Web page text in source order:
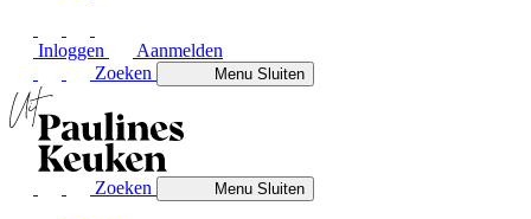
Inloggen
Aanmelden
Zoeken
MenuSluiten
Zoeken MenuSluiten